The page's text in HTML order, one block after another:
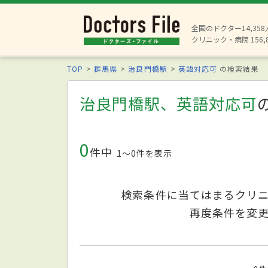
全国のドクター14,358
クリニック・病院
TOP 群馬県 治良門橋駅 英語対応可 の検索結果
治良門橋駅、英語対応可
0件中 1〜0件を表示
検索条件に当てはまるクリ
再度条件を変